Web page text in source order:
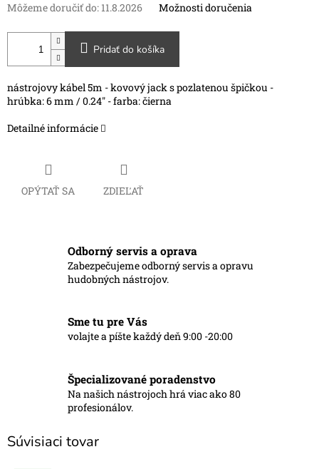
Môžeme doručiť do: 11.8.2026 Možnosti doručenia
Pridať do košíka
nástrojovy kábel 5m - kovový jack s pozlatenou špičkou -
hrúbka: 6 mm / 0.24" - farba: čierna
Detailné informácie
OPÝTAŤ SA ZDIEĽAŤ
Odborný servis a oprava
Zabezpečujeme odborný servis a opravu
hudobných nástrojov.
Sme tu pre Vás
volajte a píšte každý deň 9:00 -20:00
Špecializované poradenstvo
Na našich nástrojoch hrá viac ako 80
profesionálov.
Súvisiaci tovar